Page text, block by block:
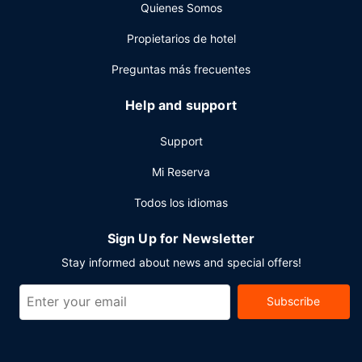
Este hotel pone a tu disposición 15 salas de reuniones
aparcamiento sin asistencia (de pago) disponible.
Quienes Somos
Propietarios de hotel
Preguntas más frecuentes
Help and support
Support
Mi Reserva
Todos los idiomas
Sign Up for Newsletter
Stay informed about news and special offers!
Subscribe